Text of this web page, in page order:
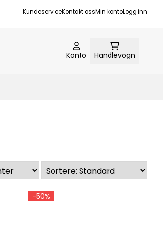
KundeserviceKontakt ossMin kontoLogg inn
Konto Handlevogn
-50%